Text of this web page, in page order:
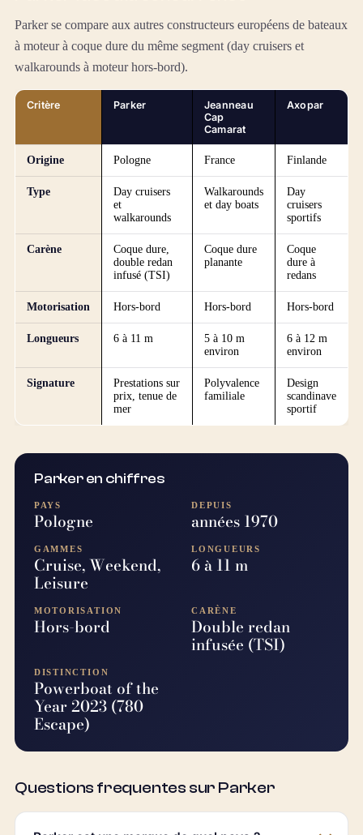
Parker se compare aux autres constructeurs européens de bateaux
à moteur à coque dure du même segment (day cruisers et
walkarounds à moteur hors-bord).
Critère Parker
Jeanneau
Cap
Camarat
Axopar
Origine Pologne France Finlande
Type
Day cruisers
et
walkarounds
Walkarounds
et day boats
Day
cruisers
sportifs
Carène
Coque dure,
double redan
infusé (TSI)
Coque dure
planante
Coque
dure à
redans
Motorisation Hors-bord Hors-bord Hors-bord
Longueurs 6 à 11 m
5 à 10 m
environ
6 à 12 m
environ
Signature
Prestations sur
prix, tenue de
mer
Polyvalence
familiale
Design
scandinave
sportif
Parker en chiffres
PAYS
Pologne
DEPUIS
années 1970
GAMMES
Cruise, Weekend,
Leisure
LONGUEURS
6 à 11 m
MOTORISATION
Hors-bord
CARÈNE
Double redan
infusée (TSI)
DISTINCTION
Powerboat of the
Year 2023 (780
Escape)
Questions frequentes sur Parker